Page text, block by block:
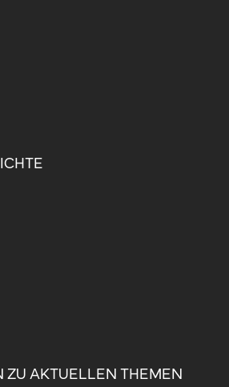
ZU AKTUELLEN THEMEN